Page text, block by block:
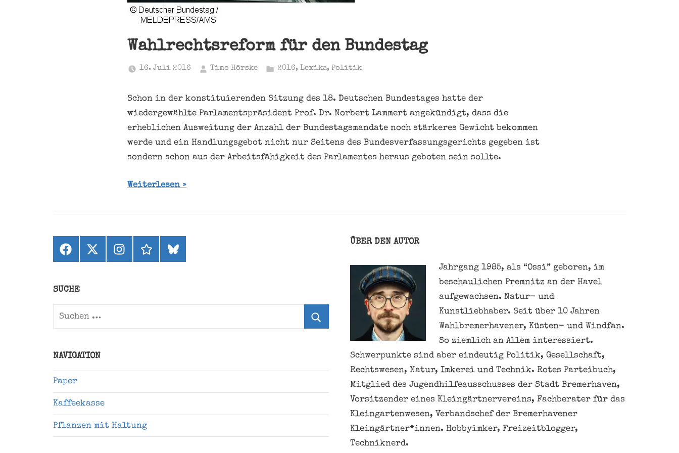
Wahlrechtsreform für den Bundestag
16. Juli 2016 Timo Hörske 2016, Lexika, Politik
Schon in der konstituierenden Sitzung des 18. Deutschen Bundestages hatte der
wiedergewählte Parlamentspräsident Prof. Dr. Norbert Lammert angekündigt, dass die
erheblichen Ausweitung der Anzahl der Bundestagsmandate noch stärkeres Gewicht bekommen
werde und ein Handlungsgebot nicht nur Seitens des Bundesverfassungsgerichts gegeben ist
sondern schon aus der Arbeitsfähigkeit des Parlamentes heraus geboten sein sollte.
Weiterlesen
Facebook
X
(ehemals
Instagramthreadsbluesky
SUCHE
Suchen
NAVIGATION
Paper
Kaffeekasse
Pflanzen mit Haltung
ÜBER DEN AUTOR
Jahrgang 1985, als “Ossi” geboren, im
beschaulichen Premnitz an der Havel
aufgewachsen. Natur- und
Kunstliebhaber. Seit über 10 Jahren
Wahlbremerhavener, Küsten- und Windfan.
So ziemlich an Allem interessiert.
Schwerpunkte sind aber eindeutig Politik, Gesellschaft,
Rechtswesen, Natur, Imkerei und Technik. Rotes Parteibuch,
Mitglied des Jugendhilfeausschusses der Stadt Bremerhaven,
Vorsitzender eines Kleingärtnervereins, Fachberater für das
Kleingartenwesen, Verbandschef der Bremerhavener
Kleingärtner*innen. Hobbyimker, Freizeitblogger,
Techniknerd.